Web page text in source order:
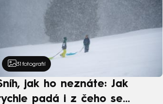
31 fotografií
jak ho neznáte: Jak
padá i z čeho se